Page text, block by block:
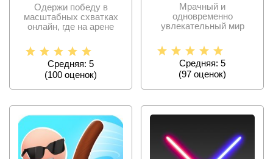
Одержи победу в
масштабных схватках
онлайн, где на арене
многих
Средняя: 5
(100 оценок)
Мрачный и
одновременно
увлекательный мир
Детройт, где все
началось
Средняя: 5
(97 оценок)